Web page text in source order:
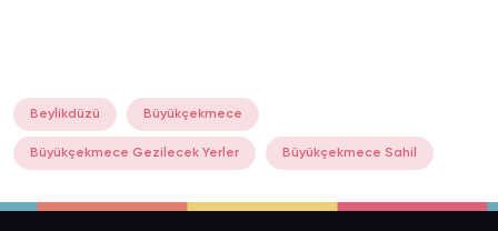
Beylikdüzü Büyükçekmece
Büyükçekmece Gezilecek Yerler Büyükçekmece Sahil